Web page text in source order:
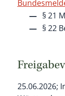
§ 21
§ 22
25.06.2026;